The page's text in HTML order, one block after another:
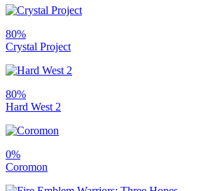
80%
Crystal Project
80%
Hard West 2
0%
Coromon